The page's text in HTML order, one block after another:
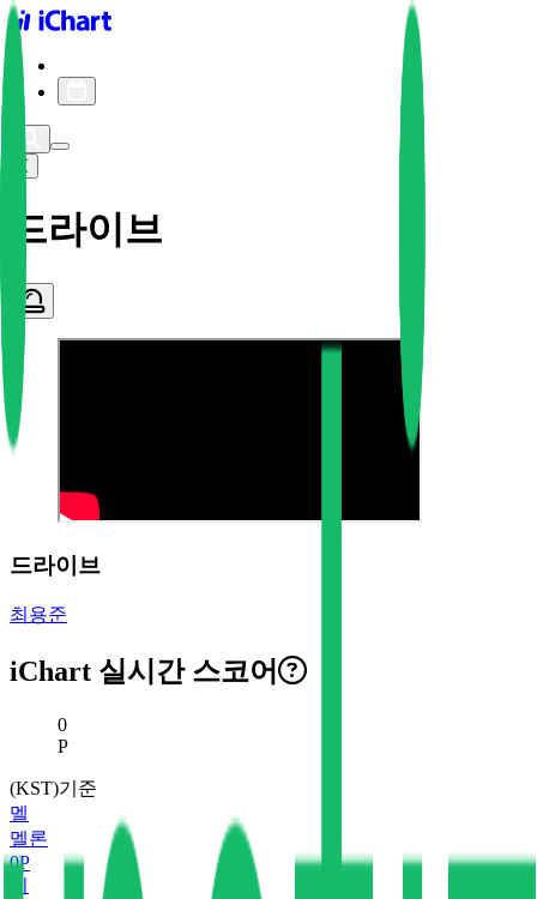
iChart logo
드라이브
드라이브
최용준
iChart 실시간 스코어
현재 스코어
0
P
(KST)기준
멜
멜론
0P